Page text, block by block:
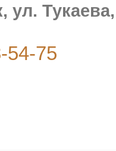
ул.
54-75